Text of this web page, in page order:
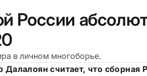
России
в личном многоборье.
считает, что сборная